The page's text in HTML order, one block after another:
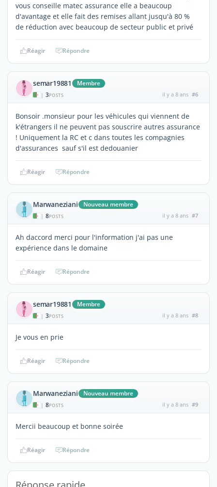
vous conseille matec assurance elle a beaucoup
d'avantage et elle fait des remises allant jusqu'à 80 %
de réduction avec beaucoup de secteur public et privé
Réagir Répondre
semar19881 Membre
| 3POSTS il y a 8 ans #6
Bonsoir .monsieur pour les véhicules qui viennent de
k'étrangers il ne peuvent pas souscrire autres assurance
! Uniquement la RC et c dans toutes les compagnies
d'assurances sauf s'il est dedouanier
Réagir Répondre
Marwaneziani Nouveau membre
| 8POSTS il y a 8 ans #7
Ah daccord merci pour l'information j'ai pas une
expérience dans le domaine
Réagir Répondre
semar19881 Membre
| 3POSTS il y a 8 ans #8
Je vous en prie
Réagir Répondre
Marwaneziani Nouveau membre
| 8POSTS il y a 8 ans #9
Mercii beaucoup et bonne soirée
Réagir Répondre